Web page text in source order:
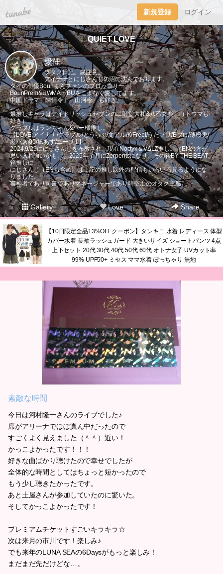
tuna.be 新規登録 ログイン
QUIET LOVE
愛佳
ヲタク日記。腐注意。
アイナナとにじさんじの沼に沈んでおります。
タイの俳優Bounくんファンのブロッコリー。
BounPrem&UWMA・BUをこよなく愛してます。
中国ドラマ「陳情令」「山河令」も好き。
最推しキャラはアイドリッシュセブンの二階堂大和&八乙女楽。（トウマも
好き）
グラブルはランちゃん&パー様推し。
【LOVE:アイナナ/グラブル/とうらぶ/文アル/K/Free!/うたプリ/Bプロ/薄桜鬼/
黒バス/00/凪あす/ユーリ!!!】
2024.9/29ににじさんじを布教され、現在Noctyx＆VΔLZ推し。（ENの方が
思い入れ強いかも。）2025年７月にZerpentsになり、その後BY THE BEAT
箱推しに。
にじさんじ（ENも含め）は上記の推し以外の配信もいろいろ見るようにな
りました。
審神者であり司書でありマネージャーであり騎空士のオタク主腐。
Gallery Love Share
【10日限定全品13%OFFクーポン】タンキニ 水着 レディース 体型
カバー水着 長袖ラッシュガード 大きいサイズ ショートパンツ 4点
上下セット 20代 30代 40代 50代 60代 オトナ女子 UVカット率
99% UPF50+ ミセス ママ水着 ぽっちゃり 無地
素敵な時間
今日は河村隆一さんのライブでした♪
席がアリーナでほぼ真ん中だったので
すごくよく見えました（＾＾）近い！
かっこよかったです！！！
好きな曲ばかり聴けたので幸せでしたが
全体的な時間としてはちょっと短かったので
もう少し聴きたかったです。
あと土屋さんが参加していたのに驚いた。
そしてかっこよかったです！
プレミアムチケットすごいキラキラ☆
次は来月の市川です！楽しみ♪
でも来年のLUNA SEAの6Daysがもっと楽しみ！
まだまだ先だけどな…。